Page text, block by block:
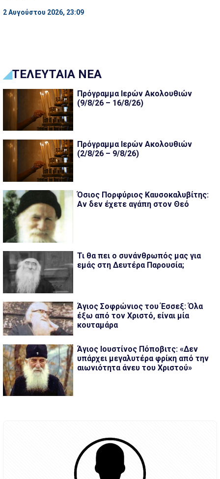
2 Αυγούστου 2026, 23:09
ΤΕΛΕΥΤΑΙΑ ΝΕΑ
Πρόγραμμα Ιερών Ακολουθιών
(9/8/26 – 16/8/26)
Πρόγραμμα Ιερών Ακολουθιών
(2/8/26 – 9/8/26)
Όσιος Πορφύριος Καυσοκαλυβίτης:
Αν δεν έχετε αγάπη στον Θεό
Τι θα πει ο συνάνθρωπός μας για
εμάς στη Δευτέρα Παρουσία;
Άγιος Σοφρώνιος του Έσσεξ: Όλα
έξω από τον Χριστό, είναι μία
κουταμάρα
Άγιος Ιουστίνος Πόποβιτς: «Δεν
υπάρχει μεγαλυτέρα φρίκη από την
αιωνιότητα άνευ του Χριστού»